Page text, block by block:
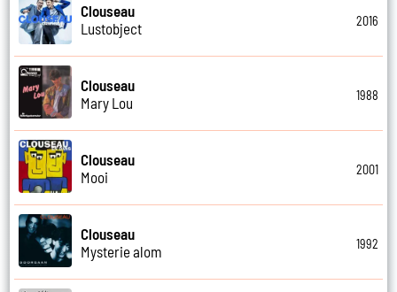
Clouseau
Lustobject
2016
Clouseau
Mary Lou
1988
Clouseau
Mooi
2001
Clouseau
Mysterie alom
1992